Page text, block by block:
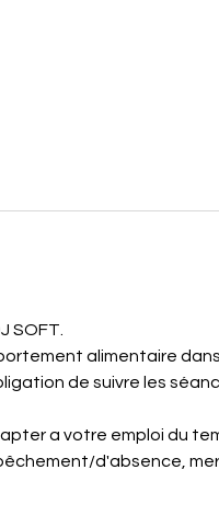
SOFT.
alimentaire
de suivre les
a votre emploi du
d'absence,